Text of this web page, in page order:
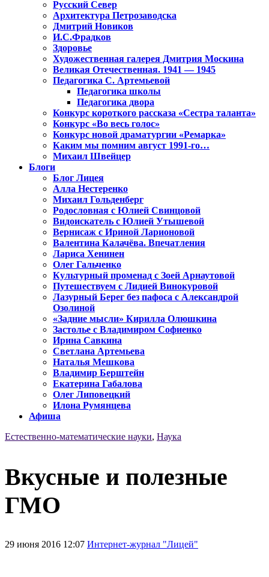
Русский Север
Архитектура Петрозаводска
Дмитрий Новиков
И.С.Фрадков
Здоровье
Художественная галерея Дмитрия Москина
Великая Отечественная. 1941 — 1945
Педагогика С. Артемьевой
Педагогика школы
Педагогика двора
Конкурс короткого рассказа «Сестра таланта»
Конкурс «Во весь голос»
Конкурс новой драматургии «Ремарка»
Каким мы помним август 1991-го…
Михаил Швейцер
Блоги
Блог Лицея
Алла Нестеренко
Михаил Гольденберг
Родословная с Юлией Свинцовой
Видоискатель с Юлией Утышевой
Вернисаж с Ириной Ларионовой
Валентина Калачёва. Впечатления
Лариса Хенинен
Олег Гальченко
Культурный променад с Зоей Арнаутовой
Путешествуем с Лидией Винокуровой
Лазурный Берег без пафоса с Александрой
Озолиной
«Задние мысли» Кирилла Олюшкина
Застолье с Владимиром Софиенко
Ирина Савкина
Светлана Артемьева
Наталья Мешкова
Владимир Берштейн
Екатерина Габалова
Олег Липовецкий
Илона Румянцева
Афиша
Естественно-математические науки, Наука
Вкусные и полезные
ГМО
29 июня 2016 12:07 Интернет-журнал "Лицей"